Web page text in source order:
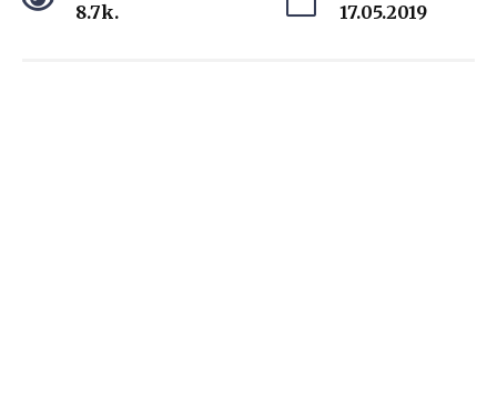
8.7k. 17.05.2019